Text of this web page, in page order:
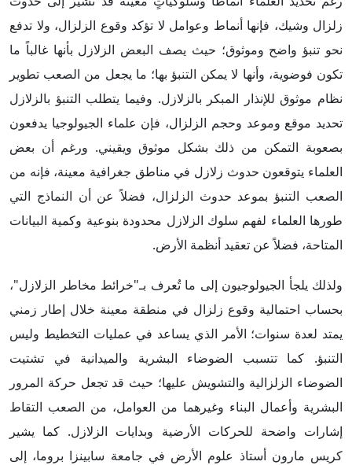
زلزال وشيك، فإنها أنماط وعوامل لا تؤكد وقوع الزلزال، ولا تدفع
نحو تنبؤ واضح وموثوق؛ حيث يصف البعض الزلازل بأنها غالباً ما
تكون فوضوية، وأنها لا يمكن التنبؤ بها؛ ما يجعل من الصعب تطوير
نظام موثوق للإنذار المبكر بالزلازل. وفيما يتطلب التنبؤ بالزلازل
تحديد موقع وموعد وحجم الزلزال، فإن علماء الجيولوجيا يدفعون
بصعوبة التمكن من ذلك بشكل موثوق ويقيني. ورغم أن بعض
العلماء يتوقعون حدوث زلازل في مناطق جغرافية معينة، فإنه من
الصعب التنبؤ بموعد حدوث الزلزال، فضلاً عن أن النماذج التي
طورها العلماء لفهم سلوك الزلازل محدودة بنوعية وكمية البيانات
المتاحة، فضلاً عن تعقيد أنظمة الأرض.
ولذلك يلجأ الجيولوجيون إلى ما تُعرف بـ"خرائط مخاطر الزلازل"،
بحساب احتمالية وقوع زلزال في منطقة معينة خلال إطار زمني
يمتد لعدة سنوات؛ الأمر الذي يساعد في عمليات التخطيط وليس
التنبؤ. كما تتسبب الضوضاء البشرية والميدانية في تشتيت
الضوضاء الزلزالية والتشويش عليها؛ حيث قد تجعل حركة المرور
البشرية وأعمال البناء وغيرهما من العوامل، من الصعب التقاط
إشارات واضحة للحركات الأرضية وبدايات الزلازل. كما يشير
كريس مارون أستاذ علوم الأرض في جامعة سابينزا بروما، إلى